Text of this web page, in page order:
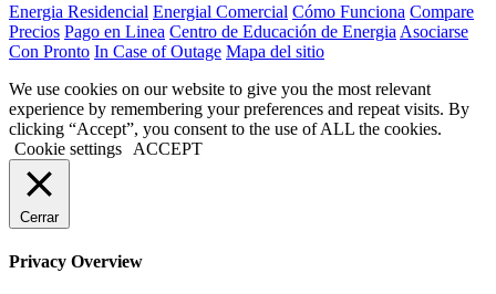
Energia Residencial Energial Comercial Cómo Funciona Compare
Precios Pago en Linea Centro de Educación de Energia Asociarse
Con Pronto In Case of Outage Mapa del sitio
We use cookies on our website to give you the most relevant
experience by remembering your preferences and repeat visits. By
clicking “Accept”, you consent to the use of ALL the cookies.
Cookie settings
ACCEPT
Cerrar
Privacy Overview